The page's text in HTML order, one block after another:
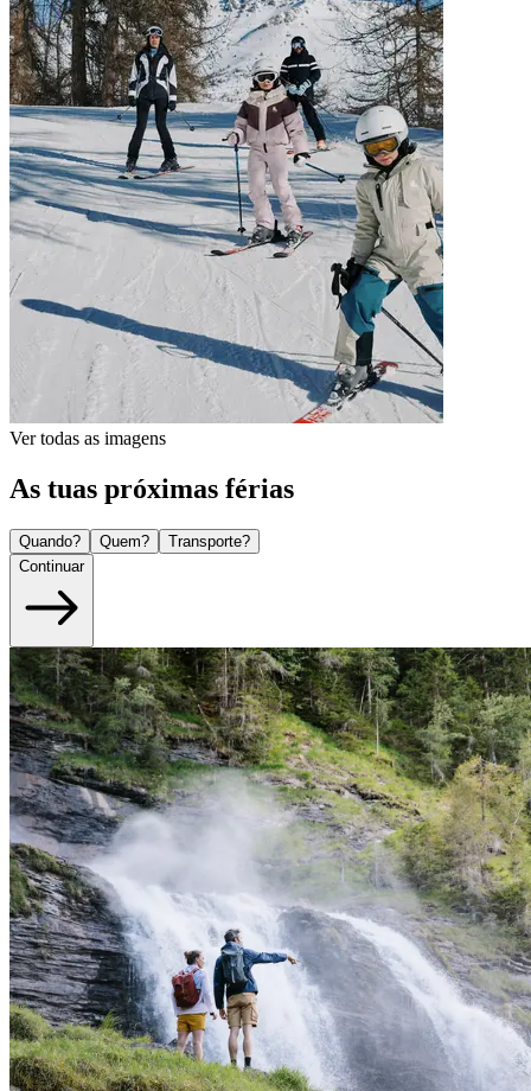
Ver todas as imagens
As tuas próximas férias
Quando? Quem?
Transporte?
Continuar